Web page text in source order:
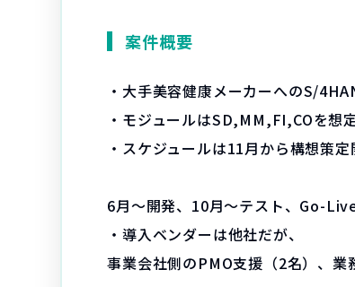
案件概要
・大手美容健康メーカーへのS/
・モジュールはSD,MM,FI,COを想定
・スケジュールは11月から構想策
6月～開発、10月～テスト、Go-
・導入ベンダーは他社だが、
事業会社側のPMO支援（2名）、業